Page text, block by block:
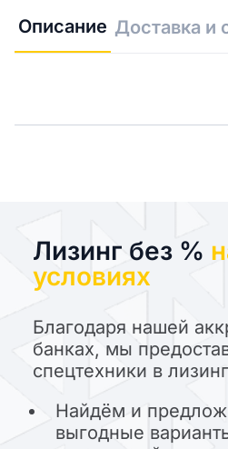
Описание Доставка и
Лизинг без %
условиях
Благодаря нашей
банках, мы
спецтехники в лизинг
Найдём и
выгодные